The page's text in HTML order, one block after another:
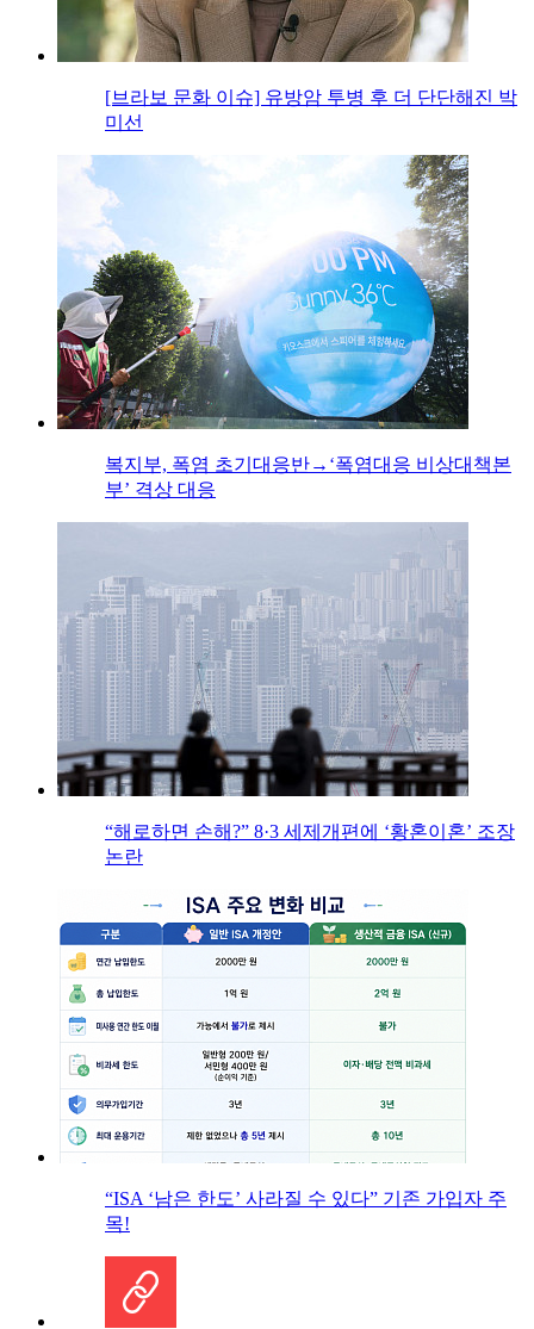
[브라보 문화 이슈] 유방암 투병 후 더 단단해진 박
미선
복지부, 폭염 초기대응반→‘폭염대응 비상대책본
부’ 격상 대응
“해로하면 손해?” 8·3 세제개편에 ‘황혼이혼’ 조장
논란
“ISA ‘남은 한도’ 사라질 수 있다” 기존 가입자 주
목!